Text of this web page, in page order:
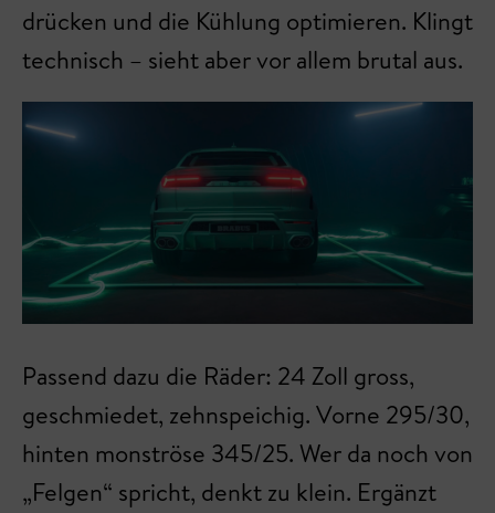
drücken und die Kühlung optimieren. Klingt
technisch – sieht aber vor allem brutal aus.
Passend dazu die Räder: 24 Zoll gross,
geschmiedet, zehnspeichig. Vorne 295/30,
hinten monströse 345/25. Wer da noch von
„Felgen“ spricht, denkt zu klein. Ergänzt